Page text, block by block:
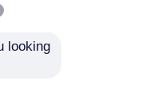
Probe, die für
verpackt
looking